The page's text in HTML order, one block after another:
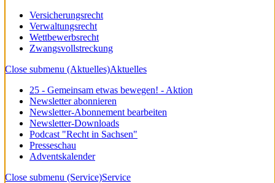
Versicherungsrecht
Verwaltungsrecht
Wettbewerbsrecht
Zwangsvollstreckung
Close submenu (Aktuelles)Aktuelles
25 - Gemeinsam etwas bewegen! - Aktion
Newsletter abonnieren
Newsletter-Abonnement bearbeiten
Newsletter-Downloads
Podcast "Recht in Sachsen"
Presseschau
Adventskalender
Close submenu (Service)Service